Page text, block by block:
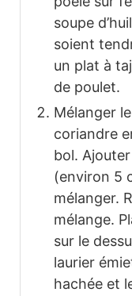
soupe
soient
un plat à
de poulet.
Mélanger
coriandre
bol. Ajouter
(environ 5
mélanger.
mélange.
sur le
laurier
hachée et